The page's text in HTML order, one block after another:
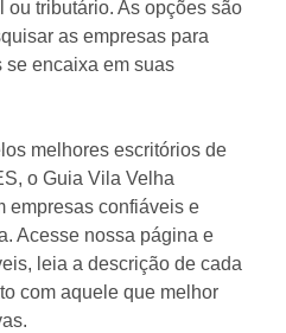
tributário. As opções são
as empresas para
se encaixa em suas
melhores escritórios de
o Guia Vila Velha
empresas confiáveis e
Acesse nossa página e
leia a descrição de cada
com aquele que melhor